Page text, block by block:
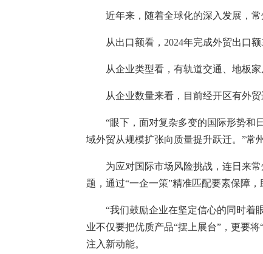
近年来，随着全球化的深入发展，
从出口额看，2024年完成外贸出口
从企业类型看，有轨道交通、地板
从企业数量来看，目前经开区有外贸
“眼下，面对复杂多变的国际形势和
域外贸从规模扩张向质量提升跃迁。”常
为应对国际市场风险挑战，连日来
题，通过“一企一策”精准匹配要素保障，
“我们鼓励企业在坚定信心的同时着
业不仅要把优质产品“摆上展台”，更要
注入新动能。